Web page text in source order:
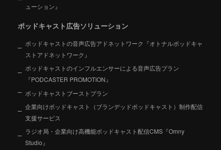
ューション』
ポッドキャスト広告ソリューション
ポッドキャストの音声広告アドネットワーク『オトナルポッドキャ
ストアドネットワーク』
ポッドキャストのインフルエンサーによる音声広告プラン
『PODCASTER PROMOTION』
ポッドキャストブーストプラン
企業向けポッドキャスト（ブランデッドポッドキャスト）制作配信
支援サービス
ラジオ局・企業向け高機能ポッドキャスト配信CMS『Omny
Studio』